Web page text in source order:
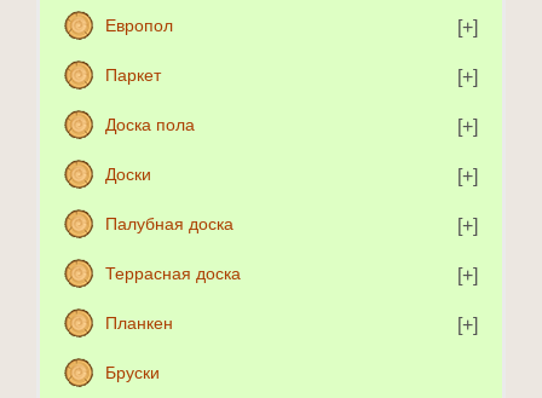
Европол
Паркет
Доска пола
Доски
Палубная доска
Террасная доска
Планкен
Бруски